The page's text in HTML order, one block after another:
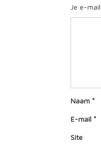
Je e-
Naam *
E-mail *
Site